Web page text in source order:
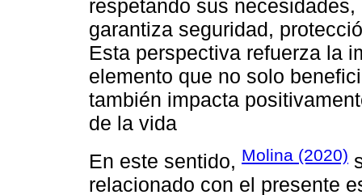
respetando sus
garantiza seguridad,
Esta perspectiva refuerza la
elemento que no solo
también impacta
de la vida
En este sentido, Molina (2020)
relacionado con el presente